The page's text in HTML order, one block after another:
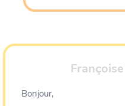
Bonjour,